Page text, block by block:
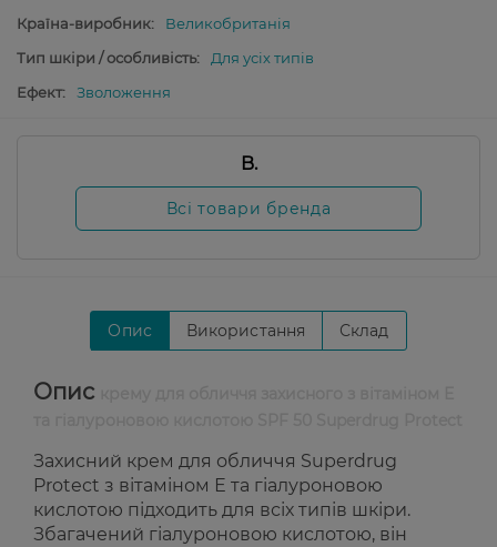
Країна-виробник:
Великобританія
Тип шкіри / особливість:
Для усіх типів
Ефект:
Зволоження
B.
Всі товари бренда
Опис Використання Склад
Опис
Захисний крем для обличчя Superdrug
Protect з вітаміном Е та гіалуроновою
кислотою підходить для всіх типів шкіри.
Збагачений гіалуроновою кислотою, він